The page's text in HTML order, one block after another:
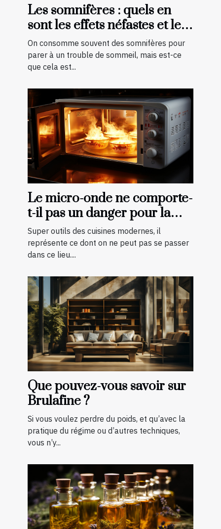
Les somnifères : quels en
sont les effets néfastes et les
palliatifs ?
On consomme souvent des somnifères pour
parer à un trouble de sommeil, mais est-ce
que cela est...
Le micro-onde ne comporte-
t-il pas un danger pour la
cuisson des aliments ?
Super outils des cuisines modernes, il
représente ce dont on ne peut pas se passer
dans ce lieu....
Que pouvez-vous savoir sur
Brulafine ?
Si vous voulez perdre du poids, et qu’avec la
pratique du régime ou d’autres techniques,
vous n’y...